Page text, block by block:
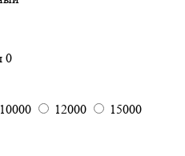
0
10000 12000
15000